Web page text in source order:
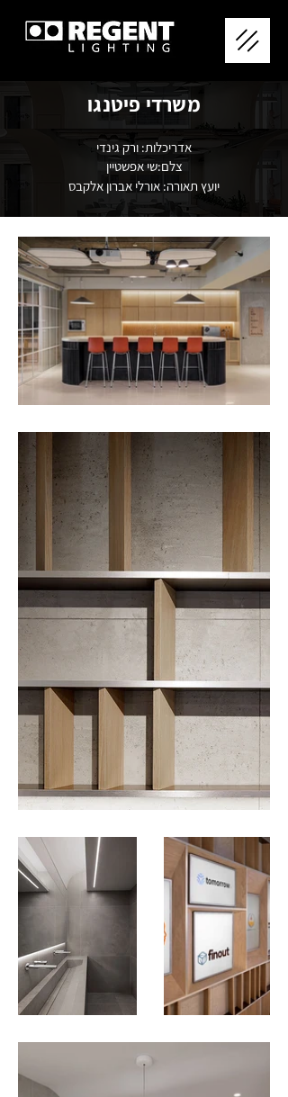
משרדי פיטנגו
אדריכלות: ורק גינדי
צלם:שי אפשטיין
יועץ תאורה: אורלי אברון אלקבס